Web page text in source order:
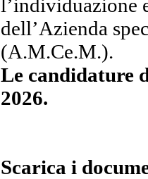
l’individuazione
dell’Azienda
(A.M.Ce.M.).
Le candidature
2026.
Scarica i